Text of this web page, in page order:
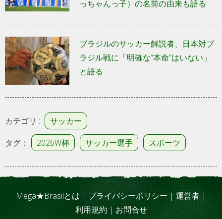
っちゃんっ子）の名前の由来も語る
ブラジルのサッカー解説者、日本対ブ
ラジル戦に「明確な“本命”はいない」
と語る
カテゴリ :
サッカー
タグ：
2026W杯 サッカー選手 スポーツ
Mega★Brasilとは | プライバシーポリシー | 運営者 |
利用規約 | お問合せ